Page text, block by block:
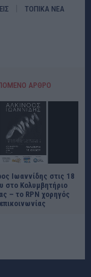
ΤΟΠΙΚΑ ΝΕΑ
ΆΡΘΡΟ
Ιωαννίδης στις 18
στο Κολυμβητήριο
– το RPN χορηγός
επικοινωνίας